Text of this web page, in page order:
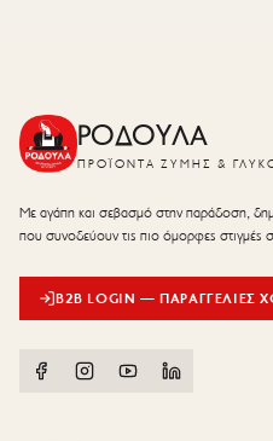
ΡΟΔΟΥΛΑ
ΠΡΟΪΌΝΤΑ ΖΎΜΗΣ &
Με αγάπη και σεβασμό στην παράδοση,
που συνοδεύουν τις πιο όμορφες στιγμές
B2B LOGIN — ΠΑΡΑΓΓΕΛΊΕΣ